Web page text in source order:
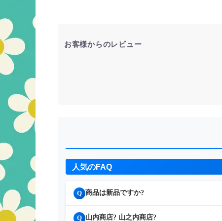
お客様からのレビュー
人気のFAQ
Q 商品は新品ですか?
Q 山内商店? 山之内商店?